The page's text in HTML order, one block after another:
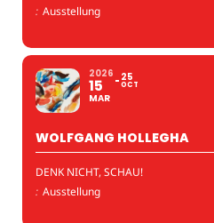
: Ausstellung
2026
15
MAR
25
OCT
WOLFGANG HOLLEGHA
DENK NICHT, SCHAU!
: Ausstellung